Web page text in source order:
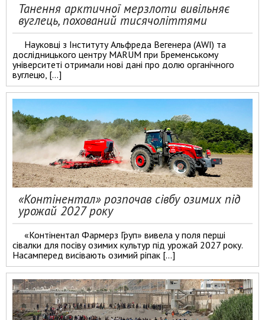
Танення арктичної мерзлоти вивільняє
вуглець, похований тисячоліттями
Науковці з Інституту Альфреда Вегенера (AWI) та
дослідницького центру MARUM при Бременському
університеті отримали нові дані про долю органічного
вуглецю, […]
«Контінентал» розпочав сівбу озимих під
урожай 2027 року
«Контінентал Фармерз Груп» вивела у поля перші
сівалки для посіву озимих культур під урожай 2027 року.
Насамперед висівають озимий ріпак […]